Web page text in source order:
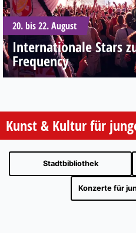
20. bis 22. August
Internationale Stars
Frequency
Kunst & Kultur für
Stadtbibliothek
Konzerte für